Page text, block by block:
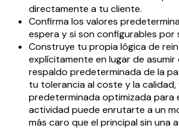
directamente a tu cliente.
Confirma los valores
espera y si son configurables por
Construye tu propia lógica de
explícitamente en lugar de asumir
respaldo predeterminada de la
tu tolerancia al coste y la
predeterminada optimizada para
actividad puede enrutarte a un
más caro que el principal sin una